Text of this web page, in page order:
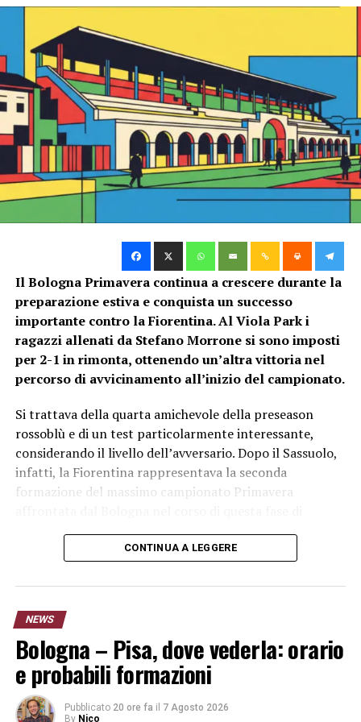
positiva”
Nico
Il Bologna Primavera continua a crescere durante la
preparazione estiva e conquista un successo
importante contro la Fiorentina. Al Viola Park i
ragazzi allenati da Stefano Morrone si sono imposti
per 2-1 in rimonta, ottenendo un’altra vittoria nel
percorso di avvicinamento all’inizio del campionato.
Si trattava della quarta amichevole della preseason
rossoblù e di un test particolarmente interessante,
considerando il livello dell’avversario. Dopo il Sassuolo,
infatti, la Fiorentina rappresentava la seconda
formazione del massimo campionato Primavera
preparazione.
Bologna Primavera-Fiorentina 2-1:
rossoblù in rimonta
La partita non era iniziata nel migliore dei modi per il
Bologna. LaFiorentina U20 è passata in vantaggio
grazie a un calcio di rigore trasformato da Jallow
costringendo la formazione di Morrone a inseguire.
CONTINUA A LEGGERE
NEWS
Bologna – Pisa, dove vederla: orario
e probabili formazioni
Pubblicato 20 ore fa il 7 Agosto 2026
By Nico